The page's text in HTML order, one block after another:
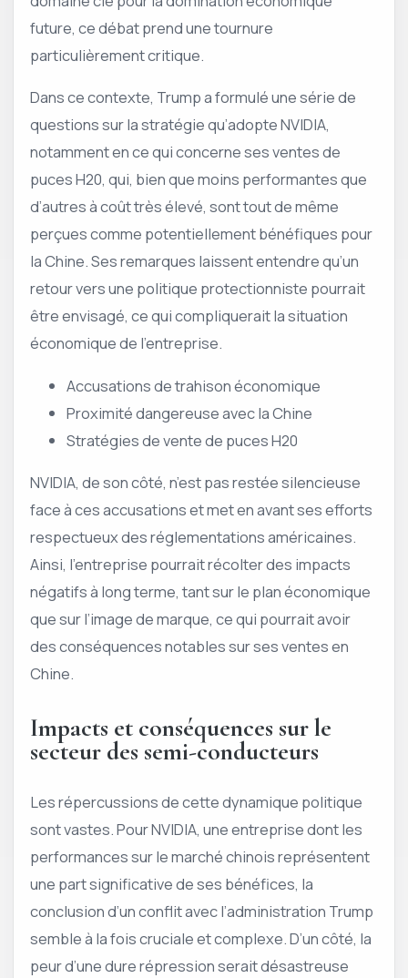
future, ce débat prend une tournure
particulièrement critique.
Dans ce contexte, Trump a formulé une série de
questions sur la stratégie qu’adopte NVIDIA,
notamment en ce qui concerne ses ventes de
puces H20, qui, bien que moins performantes que
d’autres à coût très élevé, sont tout de même
perçues comme potentiellement bénéfiques pour
la Chine. Ses remarques laissent entendre qu’un
retour vers une politique protectionniste pourrait
être envisagé, ce qui compliquerait la situation
économique de l’entreprise.
Accusations de trahison économique
Proximité dangereuse avec la Chine
Stratégies de vente de puces H20
NVIDIA, de son côté, n’est pas restée silencieuse
face à ces accusations et met en avant ses efforts
respectueux des réglementations américaines.
Ainsi, l’entreprise pourrait récolter des impacts
négatifs à long terme, tant sur le plan économique
que sur l’image de marque, ce qui pourrait avoir
des conséquences notables sur ses ventes en
Chine.
Impacts et conséquences sur le
secteur des semi-conducteurs
Les répercussions de cette dynamique politique
sont vastes. Pour NVIDIA, une entreprise dont les
performances sur le marché chinois représentent
une part significative de ses bénéfices, la
conclusion d’un conflit avec l’administration Trump
semble à la fois cruciale et complexe. D’un côté, la
peur d’une dure répression serait désastreuse